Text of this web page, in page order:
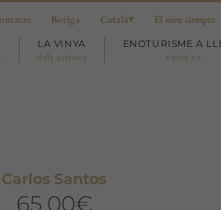
Botiga Català El meu compte
LA VINYA
dels artistes
ENOTURISME A
visita’ns
Carlos Santos
65,00€